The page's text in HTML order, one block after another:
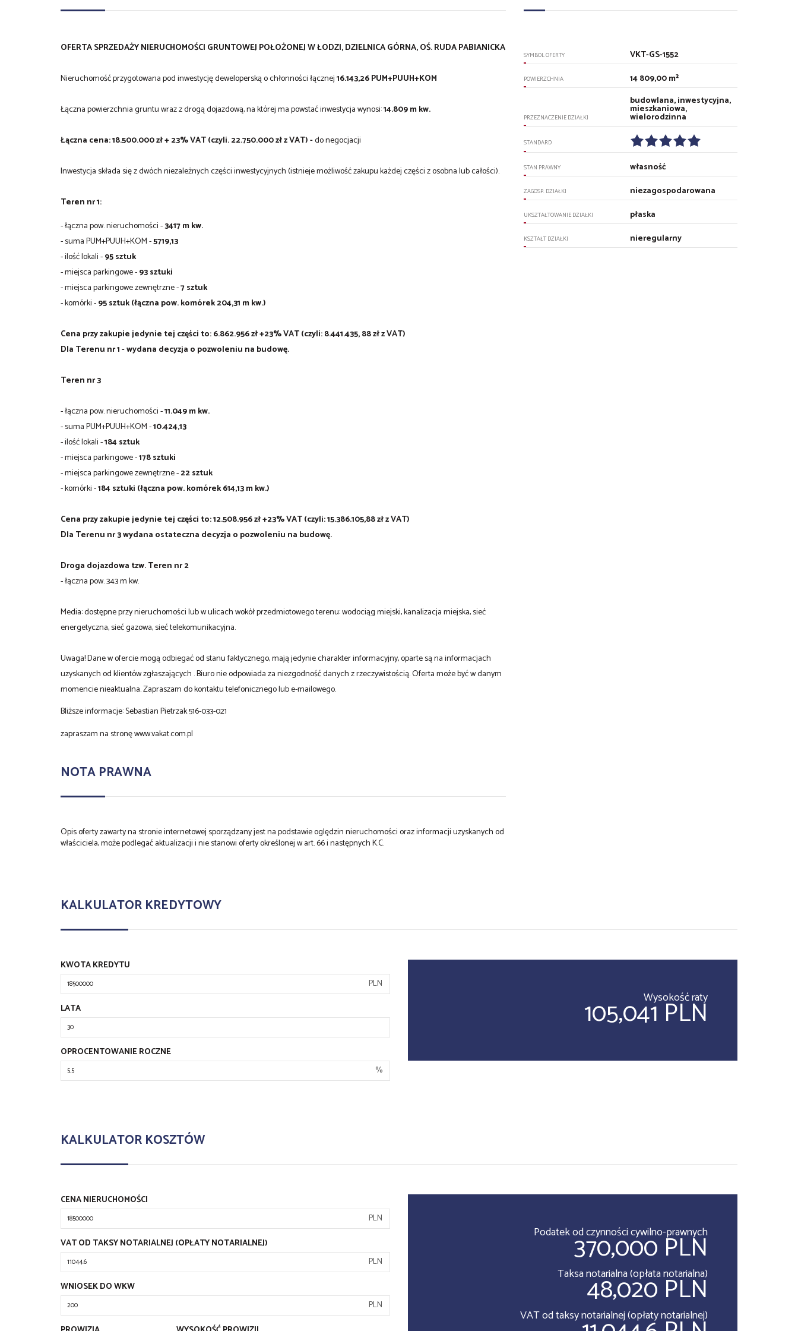
OFERTA SPRZEDAŻY NIERUCHOMOŚCI GRUNTOWEJ POŁOŻONEJ W ŁODZI, DZIELNICA GÓRNA, OŚ. RUDA PABIANICKA
Nieruchomość przygotowana pod inwestycję deweloperską o chłonności łącznej16.143,26 PUM+PUUH+KOM
Łączna powierzchnia gruntu wraz z drogą dojazdową, na której ma powstać inwestycja wynosi:14.809 m kw.
Łączna cena: 18.500.000 zł + 23% VAT (czyli. 22.750.000 zł z VAT) -do negocjacji
Inwestycja składa się z dwóch niezależnych części inwestycyjnych (istnieje możliwość zakupu każdej części z osobna lub całości).
Teren nr 1:
- łączna pow. nieruchomości -3417 m kw.
- suma PUM+PUUH+KOM -5719,13
- ilość lokali -95 sztuk
- miejsca parkingowe -93 sztuki
- miejsca parkingowe zewnętrzne -7 sztuk
- komórki -95 sztuk (łączna pow. komórek 204,31 m kw.)
Cena przy zakupie jedynie tej części to: 6.862.956 zł +23% VAT (czyli: 8.441.435, 88 zł z VAT)
Dla Terenu nr 1 -wydana decyzja o pozwoleniu na budowę.
Teren nr 3
- łączna pow. nieruchomości -11.049 m kw.
- suma PUM+PUUH+KOM -10.424,13
- ilość lokali -184 sztuk
- miejsca parkingowe -178sztuki
- miejsca parkingowe zewnętrzne -22 sztuk
- komórki -184 sztuki (łączna pow. komórek 614,13 m kw.)
Cena przy zakupie jedynie tej części to: 12.508.956 zł +23% VAT (czyli: 15.386.105,88 zł z VAT)
Dla Terenu nr 3 wydana ostateczna decyzja o pozwoleniu na budowę.
Droga dojazdowa tzw. Teren nr 2
- łączna pow. 343 m kw.
Media: dostępne przy nieruchomości lub w ulicach wokół przedmiotowego terenu: wodociąg miejski, kanalizacja miejska, sieć
energetyczna, sieć gazowa, sieć telekomunikacyjna.
Uwaga! Dane w ofercie mogą odbiegać od stanu faktycznego, mają jedynie charakter informacyjny, oparte są na informacjach
uzyskanych od klientów zgłaszających . Biuro nie odpowiada za niezgodność danych z rzeczywistością. Oferta może być w danym
momencie nieaktualna. Zapraszam do kontaktu telefonicznego lub e-mailowego.
Bliższe informacje: Sebastian Pietrzak 516-033-021
zapraszam na stronę www.vakat.com.pl
NOTA PRAWNA
Opis oferty zawarty na stronie internetowej sporządzany jest na podstawie oględzin nieruchomości oraz informacji uzyskanych od
właściciela, może podlegać aktualizacji i nie stanowi oferty określonej w art. 66 i następnych K.C.
SYMBOL OFERTY VKT-GS-1552
POWIERZCHNIA 14 809,00 m²
PRZEZNACZENIE DZIAŁKI
budowlana, inwestycyjna,
mieszkaniowa,
wielorodzinna
STANDARD
STAN PRAWNY własność
ZAGOSP. DZIAŁKI niezagospodarowana
UKSZTAŁTOWANIE DZIAŁKI płaska
KSZTAŁT DZIAŁKI nieregularny
KALKULATOR KREDYTOWY
KWOTA KREDYTU
PLN
LATA
OPROCENTOWANIE ROCZNE
%
Wysokość raty
105,041 PLN
KALKULATOR KOSZTÓW
CENA NIERUCHOMOŚCI
PLN
VAT OD TAKSY NOTARIALNEJ (OPŁATY NOTARIALNEJ)
PLN
WNIOSEK DO WKW
PLN
Podatek od czynności cywilno-prawnych
370,000 PLN
Taksa notarialna (opłata notarialna)
48,020 PLN
VAT od taksy notarialnej (opłaty notarialnej)